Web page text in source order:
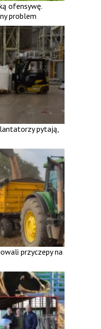
ofensywę.
problem
pytają,
przyczepy na